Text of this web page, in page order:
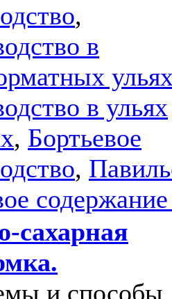
,
в
в ульях
, Бортьевое
,
сахарная
и способы